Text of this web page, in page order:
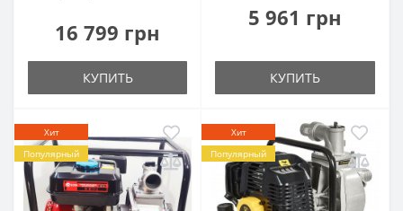
16 799 грн
КУПИТЬ
5 961 грн
КУПИТЬ
Хит
Популярный
Хит
Популярный